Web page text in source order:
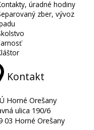
úradné hodiny
zber, vývoz
Kontakt
Horné Orešany
ulica 190/6
03 Horné Orešany